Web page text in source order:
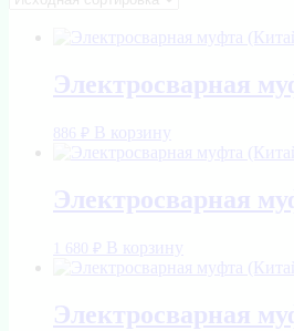
Электросварная
886 ₽ В корзину
Электросварная
1 680 ₽ В корзину
Электросварная